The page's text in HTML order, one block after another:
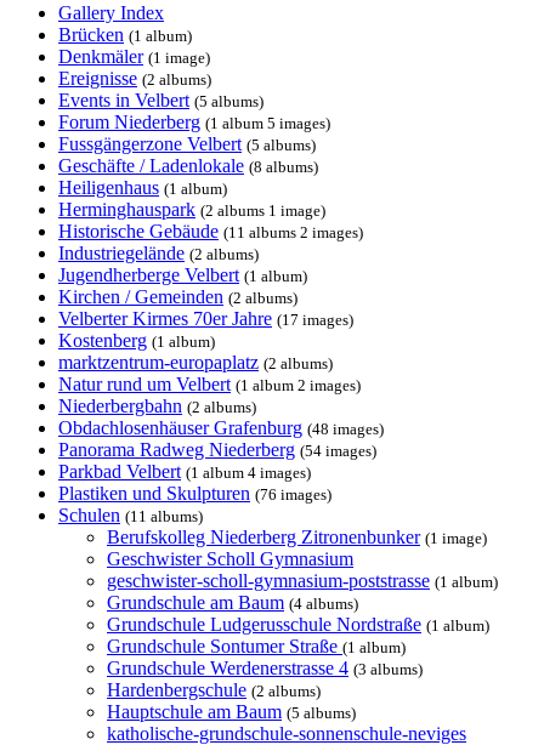
Gallery Index
Brücken (1 album)
Denkmäler (1 image)
Ereignisse (2 albums)
Events in Velbert (5 albums)
Forum Niederberg (1 album 5 images)
Fussgängerzone Velbert (5 albums)
Geschäfte / Ladenlokale (8 albums)
Heiligenhaus (1 album)
Herminghauspark (2 albums 1 image)
Historische Gebäude (11 albums 2 images)
Industriegelände (2 albums)
Jugendherberge Velbert (1 album)
Kirchen / Gemeinden (2 albums)
Velberter Kirmes 70er Jahre (17 images)
Kostenberg (1 album)
marktzentrum-europaplatz (2 albums)
Natur rund um Velbert (1 album 2 images)
Niederbergbahn (2 albums)
Obdachlosenhäuser Grafenburg (48 images)
Panorama Radweg Niederberg (54 images)
Parkbad Velbert (1 album 4 images)
Plastiken und Skulpturen (76 images)
Schulen (11 albums)
Berufskolleg Niederberg Zitronenbunker (1 image)
Geschwister Scholl Gymnasium
geschwister-scholl-gymnasium-poststrasse (1 album)
Grundschule am Baum (4 albums)
Grundschule Ludgerusschule Nordstraße (1 album)
Grundschule Sontumer Straße (1 album)
Grundschule Werdenerstrasse 4 (3 albums)
Hardenbergschule (2 albums)
Hauptschule am Baum (5 albums)
katholische-grundschule-sonnenschule-neviges